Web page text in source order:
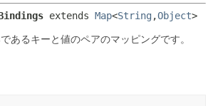
メソッド
extends Map<String ,Object>
であるキーと値のペアのマッピングです。